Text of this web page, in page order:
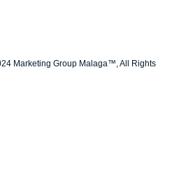
Marketing Group Malaga™, All Rights